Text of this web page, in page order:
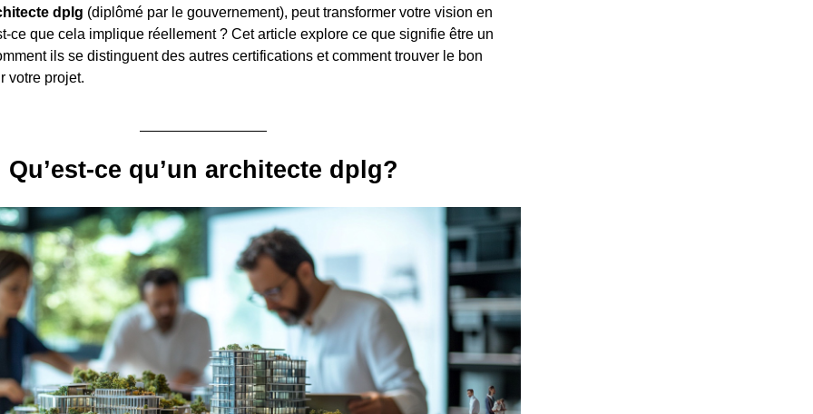
dplg (diplômé par le gouvernement), peut transformer votre vision en
ce que cela implique réellement ? Cet article explore ce que signifie être un
ils se distinguent des autres certifications et comment trouver le bon
votre projet.
Qu’est-ce qu’un architecte dplg?